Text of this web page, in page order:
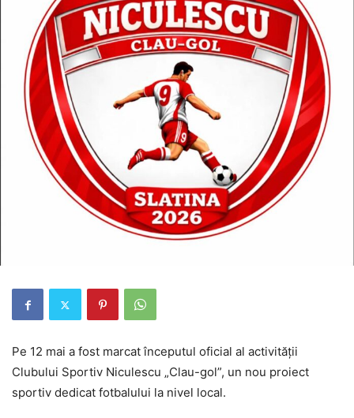
Pe 12 mai a fost marcat începutul oficial al activității
Clubului Sportiv Niculescu „Clau-gol”, un nou proiect
sportiv dedicat fotbalului la nivel local.